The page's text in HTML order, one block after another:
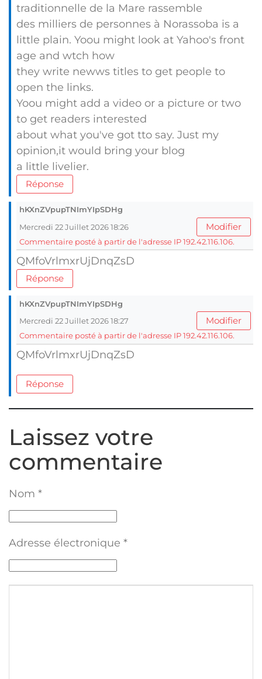
traditionnelle de la Mare rassemble
des milliers de personnes à Norassoba is a
little plain. Yoou might look at Yahoo's front
age and wtch how
they write newws titles to get people to
open the links.
Yoou might add a video or a picture or two
to get readers interested
about what you've got tto say. Just my
opinion,it would bring your blog
a little livelier.
Réponse
hKXnZVpupTNImYIpSDHg
Mercredi 22 Juillet 2026 18:26
Modifier
Commentaire posté à partir de l'adresse IP 192.42.116.106.
QMfoVrlmxrUjDnqZsD
Réponse
hKXnZVpupTNImYIpSDHg
Mercredi 22 Juillet 2026 18:27
Modifier
Commentaire posté à partir de l'adresse IP 192.42.116.106.
QMfoVrlmxrUjDnqZsD
Réponse
Laissez votre
commentaire
Nom *
Adresse électronique *